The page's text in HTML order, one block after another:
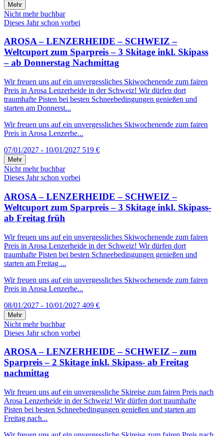
Mehr
Nicht mehr buchbar
Dieses Jahr schon vorbei
AROSA – LENZERHEIDE – SCHWEIZ –
Weltcuport zum Sparpreis – 3 Skitage inkl. Skipass
– ab Donnerstag Nachmittag
Wir freuen uns auf ein unvergessliches Skiwochenende zum fairen
Preis in Arosa Lenzerheide in der Schweiz! Wir dürfen dort
traumhafte Pisten bei besten Schneebedingungen genießen und
starten am Donnerst...
Wir freuen uns auf ein unvergessliches Skiwochenende zum fairen
Preis in Arosa Lenzerhe...
07/01/2027 - 10/01/2027 519 €
Mehr
Nicht mehr buchbar
Dieses Jahr schon vorbei
AROSA – LENZERHEIDE – SCHWEIZ –
Weltcuport zum Sparpreis – 3 Skitage inkl. Skipass-
ab Freitag früh
Wir freuen uns auf ein unvergessliches Skiwochenende zum fairen
Preis in Arosa Lenzerheide in der Schweiz! Wir dürfen dort
traumhafte Pisten bei besten Schneebedingungen genießen und
starten am Freitag ...
Wir freuen uns auf ein unvergessliches Skiwochenende zum fairen
Preis in Arosa Lenzerhe...
08/01/2027 - 10/01/2027 409 €
Mehr
Nicht mehr buchbar
Dieses Jahr schon vorbei
AROSA – LENZERHEIDE – SCHWEIZ – zum
Sparpreis – 2 Skitage inkl. Skipass- ab Freitag
nachmittag
Wir freuen uns auf ein unvergessliche Skireise zum fairen Preis nach
Arosa Lenzerheide in der Schweiz! Wir dürfen dort traumhafte
Pisten bei besten Schneebedingungen genießen und starten am
Freitag nach...